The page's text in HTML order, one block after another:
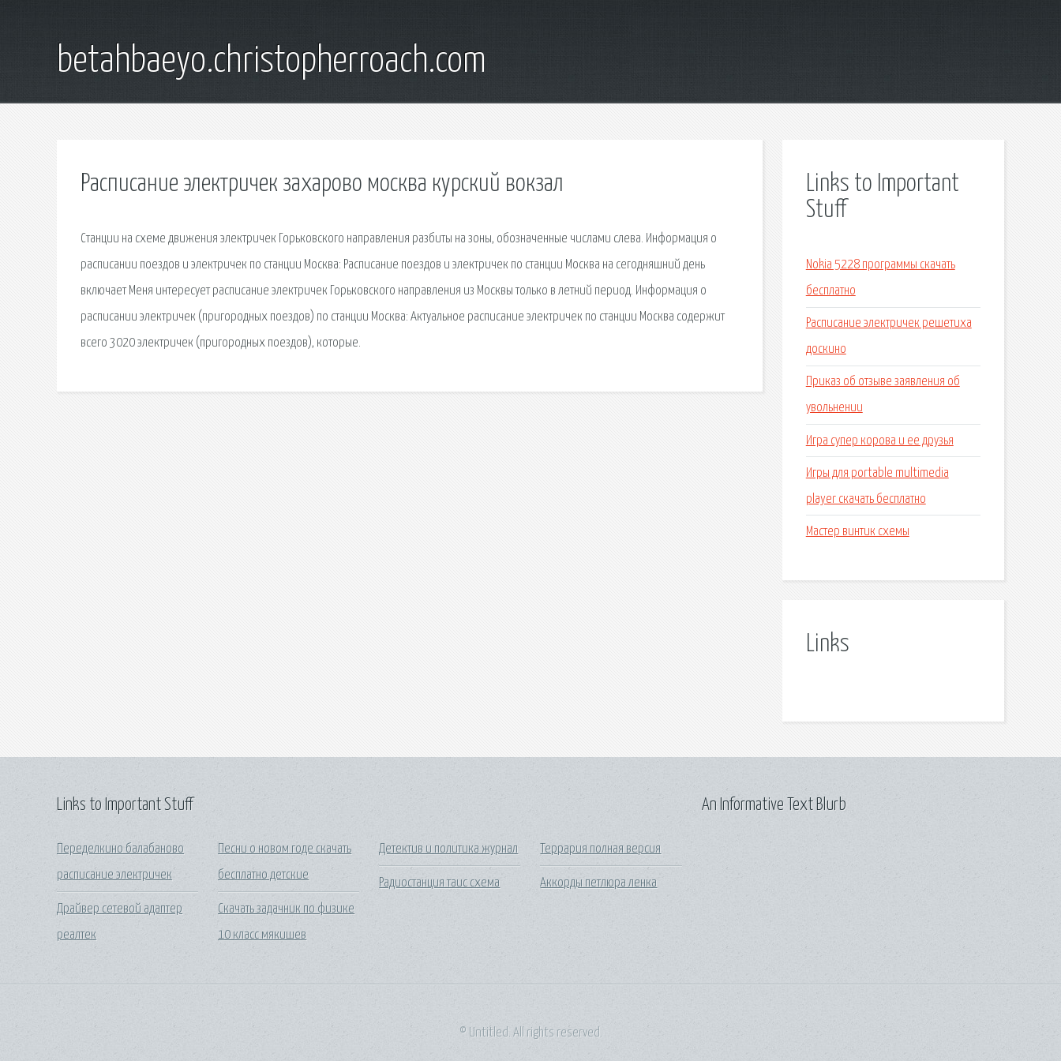
betahbaeyo.christopherroach.com
Расписание электричек захарово москва курский вокзал
Станции на схеме движения электричек Горьковского направления разбиты на зоны, обозначенные числами слева. Информация о
расписании поездов и электричек по станции Москва: Расписание поездов и электричек по станции Москва на сегодняшний день
включает Меня интересует расписание электричек Горьковского направления из Москвы только в летний период. Информация о
расписании электричек (пригородных поездов) по станции Москва: Актуальное расписание электричек по станции Москва содержит
всего 3020 электричек (пригородных поездов), которые.
Links to Important
Stuff
Nokia 5228 программы скачать
бесплатно
Расписание электричек решетиха
доскино
Приказ об отзыве заявления об
увольнении
Игра супер корова и ее друзья
Игры для portable multimedia
player скачать бесплатно
Мастер винтик схемы
Links
Links to Important Stuff
Переделкино балабаново
расписание электричек
Драйвер сетевой адаптер
реалтек
Песни о новом годе скачать
бесплатно детские
Скачать задачник по физике
10 класс мякишев
Детектив и политика журнал
Радиостанция таис схема
Террария полная версия
Аккорды петлюра ленка
An Informative Text Blurb
© Untitled. All rights reserved.